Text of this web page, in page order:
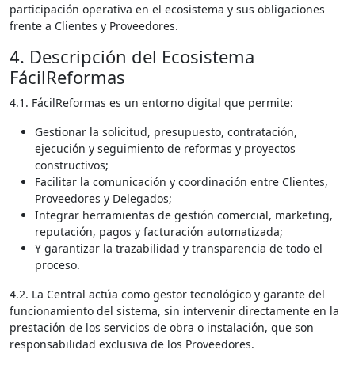
participación operativa en el ecosistema y sus obligaciones
frente a Clientes y Proveedores.
4. Descripción del Ecosistema
FácilReformas
4.1. FácilReformas es un entorno digital que permite:
Gestionar la solicitud, presupuesto, contratación,
ejecución y seguimiento de reformas y proyectos
constructivos;
Facilitar la comunicación y coordinación entre Clientes,
Proveedores y Delegados;
Integrar herramientas de gestión comercial, marketing,
reputación, pagos y facturación automatizada;
Y garantizar la trazabilidad y transparencia de todo el
proceso.
4.2. La Central actúa como gestor tecnológico y garante del
funcionamiento del sistema, sin intervenir directamente en la
prestación de los servicios de obra o instalación, que son
responsabilidad exclusiva de los Proveedores.